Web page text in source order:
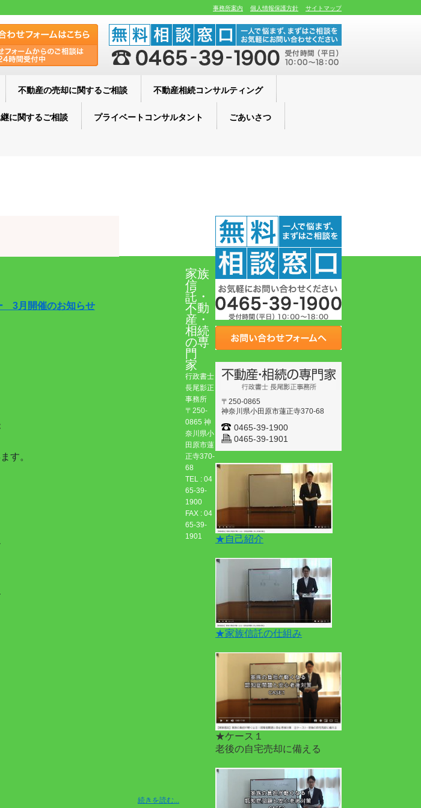
事務所案内 個人情報保護方針 サイトマップ
不動産の売却に関するご相談 不動産相続コンサルティング
に関するご相談 プライベートコンサルタント ごあいさつ
3月開催のお知らせ
す。
続きを読む...
〒250-0865
神奈川県小田原市蓮正寺370-68
0465-39-1900
0465-39-1901
★自己紹介
★家族信託の仕組み
★ケース１
老後の自宅売却に備える
家族
信
託・
不動
産・
相続
の専
門
家
行政書士
長尾影正
事務所
〒250-
0865 神
奈川県小
田原市蓮
正寺370-
68
TEL : 04
65-39-
1900
FAX : 04
65-39-
1901